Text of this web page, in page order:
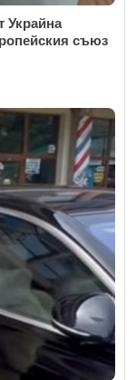
Украйна
съюз